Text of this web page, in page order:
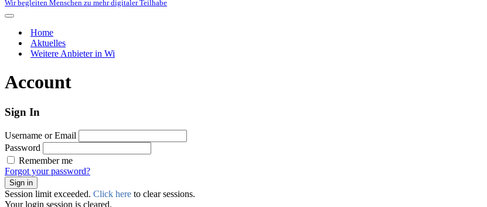
Wir begleiten Menschen zu mehr digitaler Teilhabe
Navigationsmenü
Home
Aktuelles
Weitere Anbieter in Wi
Account
Sign In
Username or Email
Password
Remember me
Forgot your password?
Sign in
Session limit exceeded. Click here to clear sessions.
Your login session is cleared.